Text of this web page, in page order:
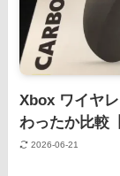
Xbox ワイヤ
わったか比較
2026-06-21